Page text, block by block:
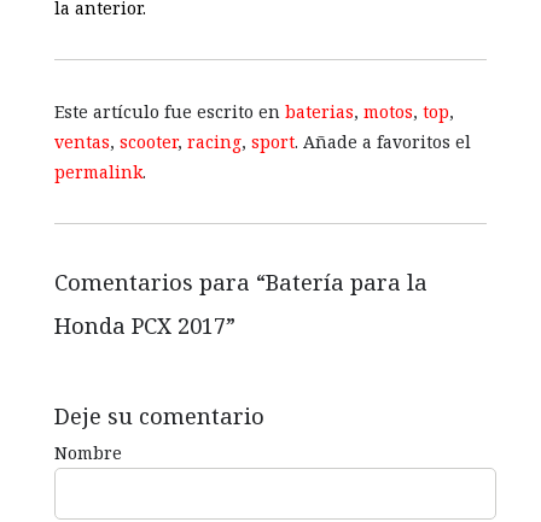
la anterior.
Este artículo fue escrito en baterias, motos, top,
ventas, scooter, racing, sport. Añade a favoritos el
permalink.
Comentarios para “Batería para la
Honda PCX 2017”
Deje su comentario
Nombre